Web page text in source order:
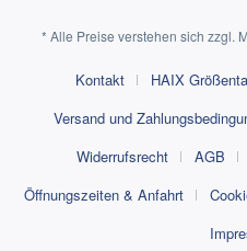
* Alle Preise verstehen sich zzgl.
Kontakt HAIX
Versand und
Widerrufsrecht
AGB
Öffnungszeiten & Anfahrt